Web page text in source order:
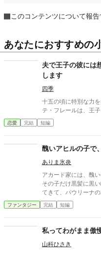
このコンテンツについて報告
あなたにおすすめの
夫で王子の彼には
します
四季
十五の頃に特別な力
テ・フレールは、王
恋愛 完結 短編
醜いアヒルの子で
ありま氷炎
アカード家には、醜
その子だけ黒髪に黒
てきて、パウリーナ
プレは全くかすって
も。
ファンタジー 完結 短編
私ってわがまま傲
山科ひさき